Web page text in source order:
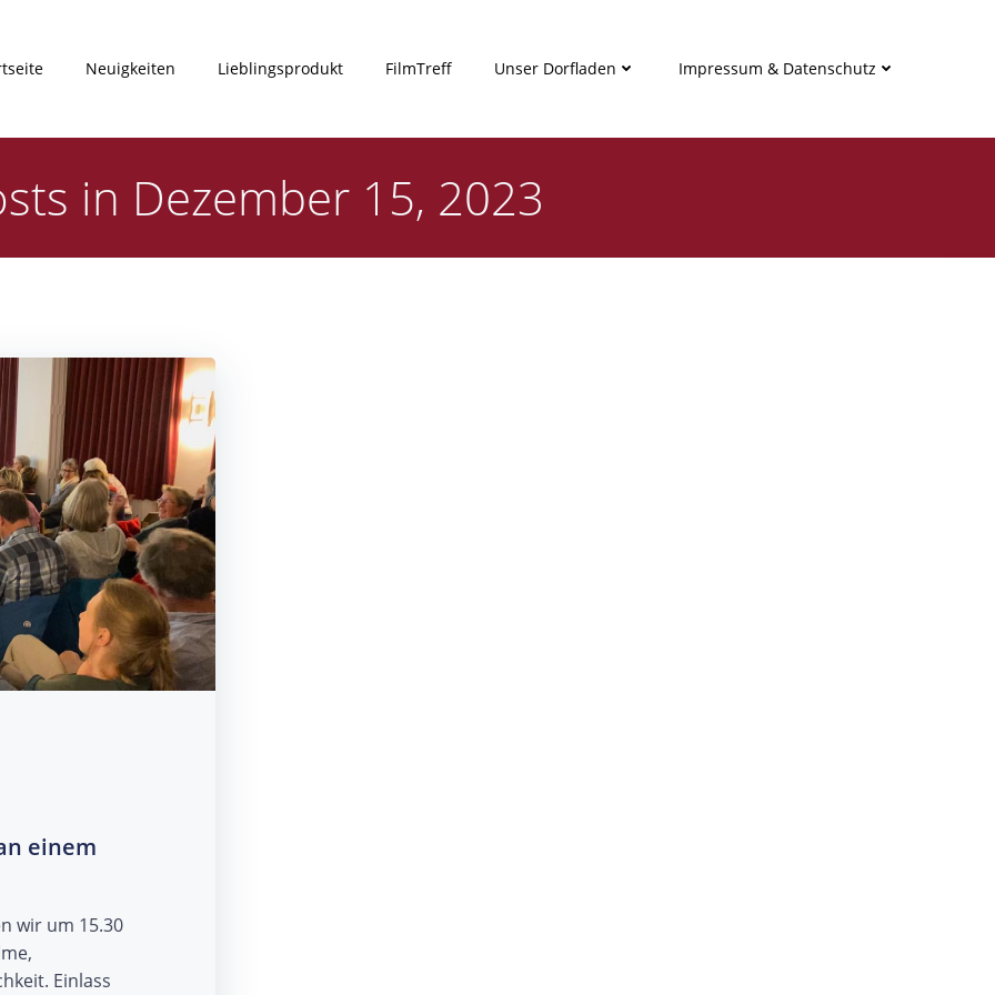
Neuigkeiten Lieblingsprodukt FilmTreff Unser Dorfladen Impressum & Datenschutz
in Dezember 15, 2023
einem
wir um 15.30
Einlass